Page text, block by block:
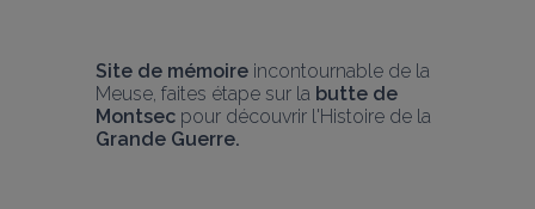
Site de mémoire incontournable de la
Meuse, faites étape sur la butte de
Montsec
Grande Guerre.